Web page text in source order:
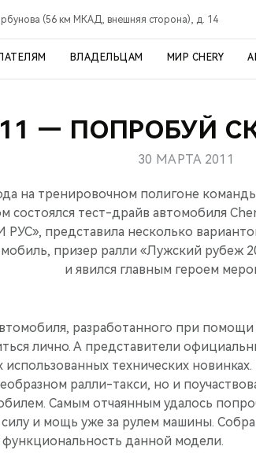
(56 км МКАД, внешняя сторона), д. 14
ВЛАДЕЛЬЦАМ МИР CHERY
— ПОПРОБУЙ
30 МАРТА 2011
на тренировочном полигоне
состоялся тест-драйв автомобиля
представила несколько
призер ралли «Лужский рубеж
и явился главным героем
разработанного при помощи
лично. А представители
использованных технических
ралли-такси, но и
Самым отчаянным удалось
силу и мощь уже за рулем машины.
данной модели.